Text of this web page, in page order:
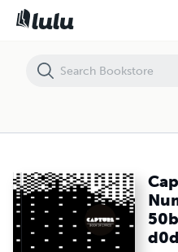
Capture Song Book Number